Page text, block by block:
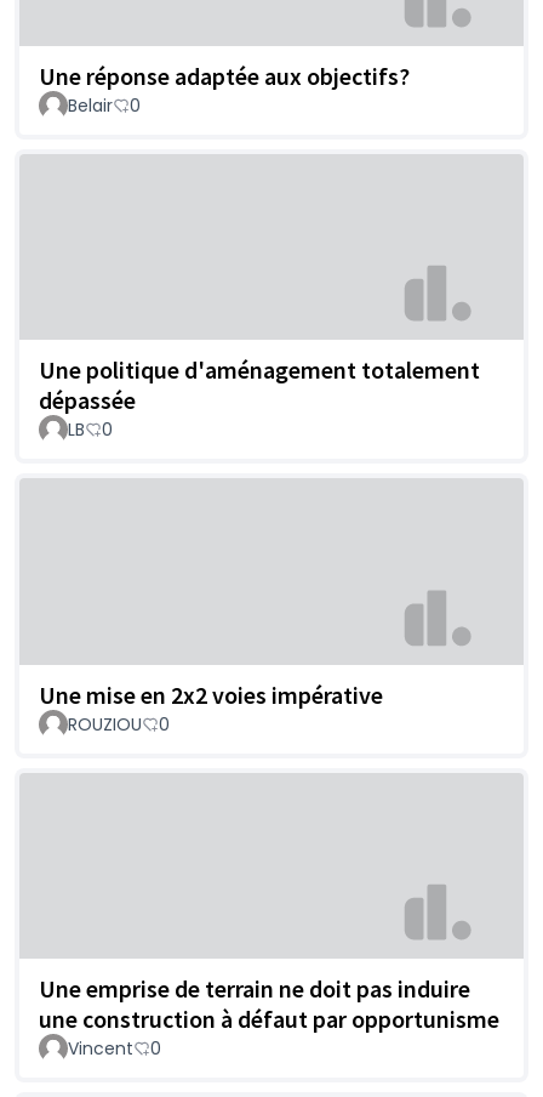
Une réponse adaptée aux objectifs?
Belair 0
Une politique d'aménagement totalement
dépassée
LB 0
Une mise en 2x2 voies impérative
ROUZIOU 0
Une emprise de terrain ne doit pas induire
une construction à défaut par opportunisme
Vincent 0